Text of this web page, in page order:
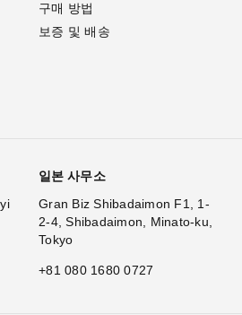
구매 방법
보증 및 배송
일본 사무소
Gran Biz Shibadaimon F1, 1-
2-4, Shibadaimon, Minato-ku,
Tokyo
+81 080 1680 0727